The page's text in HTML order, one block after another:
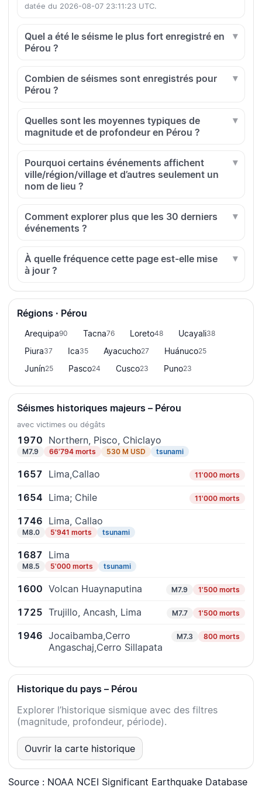
datée du 2026-08-07 23:11:23 UTC.
Quel a été le séisme le plus fort enregistré en
Pérou ?
Combien de séismes sont enregistrés pour
Pérou ?
Quelles sont les moyennes typiques de
magnitude et de profondeur en Pérou ?
Pourquoi certains événements affichent
ville/région/village et d’autres seulement un
nom de lieu ?
Comment explorer plus que les 30 derniers
événements ?
À quelle fréquence cette page est-elle mise
à jour ?
Régions · Pérou
Arequipa90 Tacna76 Loreto48 Ucayali38
Piura37 Ica35 Ayacucho27 Huánuco25
Junín25 Pasco24 Cusco23 Puno23
Séismes historiques majeurs – Pérou
avec victimes ou dégâts
1970 Northern, Pisco, Chiclayo
M7.9 66'794 morts 530 M USD tsunami
1657 Lima,Callao 11'000 morts
1654 Lima; Chile 11'000 morts
1746 Lima, Callao
M8.0 5'941 morts tsunami
1687 Lima
M8.5 5'000 morts tsunami
1600 Volcan Huaynaputina M7.9 1'500 morts
1725 Trujillo, Ancash, Lima M7.7 1'500 morts
1946 Jocaibamba,Cerro
Angaschaj,Cerro Sillapata
M7.3 800 morts
Historique du pays – Pérou
Explorer l’historique sismique avec des filtres
(magnitude, profondeur, période).
Ouvrir la carte historique
Source : NOAA NCEI Significant Earthquake Database